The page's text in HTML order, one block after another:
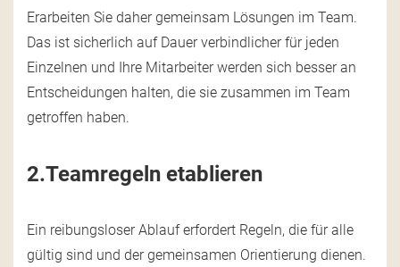
Erarbeiten Sie daher gemeinsam Lösungen im Team.
Das ist sicherlich auf Dauer verbindlicher für jeden
Einzelnen und Ihre Mitarbeiter werden sich besser an
Entscheidungen halten, die sie zusammen im Team
getroffen haben.
2.Teamregeln etablieren
Ein reibungsloser Ablauf erfordert Regeln, die für alle
gültig sind und der gemeinsamen Orientierung dienen.